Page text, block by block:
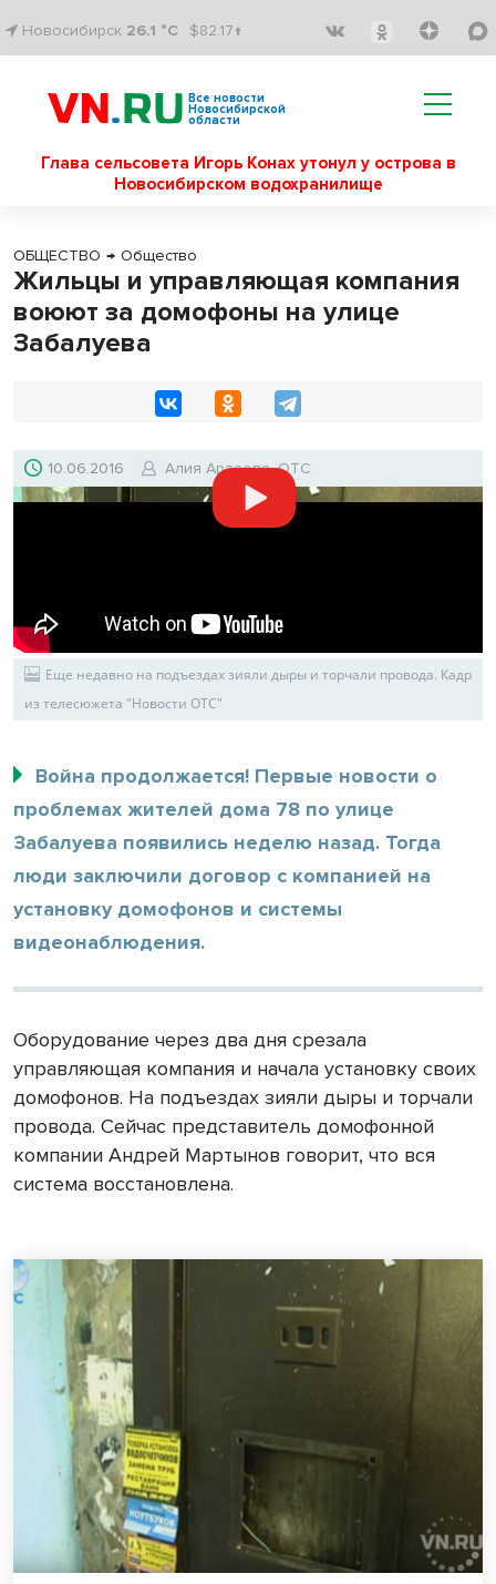
Новосибирск 26.1 °C $82.17↑
Все новости
Новосибирской
области
Глава сельсовета Игорь Конах утонул у острова в
Новосибирском водохранилище
ОБЩЕСТВО → Общество
Жильцы и управляющая компания
воюют за домофоны на улице
Забалуева
10.06.2016 Алия Арзаева, ОТС
Еще недавно на подъездах зияли дыры и торчали провода. Кадр
из телесюжета "Новости ОТС"
Война продолжается! Первые новости о
проблемах жителей дома 78 по улице
Забалуева появились неделю назад. Тогда
люди заключили договор с компанией на
установку домофонов и системы
видеонаблюдения.
Оборудование через два дня срезала
управляющая компания и начала установку своих
домофонов. На подъездах зияли дыры и торчали
провода. Сейчас представитель домофонной
компании Андрей Мартынов говорит, что вся
система восстановлена.